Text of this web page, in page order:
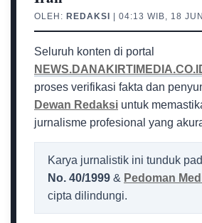
OLEH: REDAKSI | 04:13 WIB, 18
Seluruh konten di portal
proses verifikasi fakta dan
Dewan Redaksi untuk
jurnalisme profesional yang
Karya jurnalistik ini tunduk
No. 40/1999 & Pedoman
cipta dilindungi.